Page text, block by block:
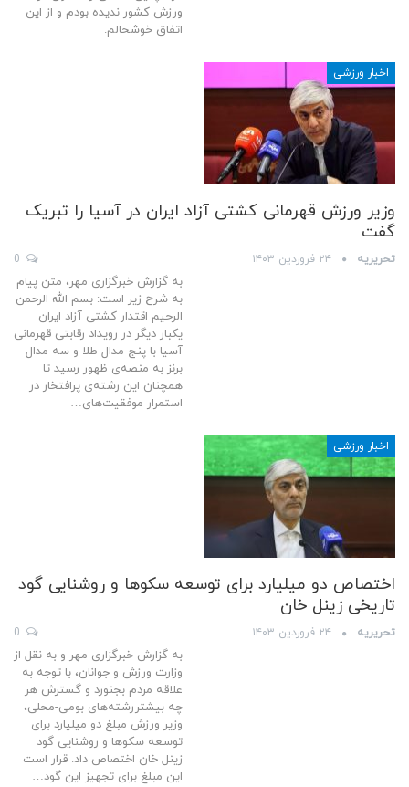
ورزش کشور ندیده بودم و از این
اتفاق خوشحالم.
اخبار ورزشی
وزیر ورزش قهرمانی کشتی آزاد ایران در آسیا را تبریک
گفت
تحریریه ۲۴ فروردین ۱۴۰۳
به گزارش خبرگزاری مهر، متن پیام
به شرح زیر است: بسم الله الرحمن
الرحیم اقتدار کشتی آزاد ایران
یکبار دیگر در رویداد رقابتی قهرمانی
آسیا با پنج مدال طلا و سه مدال
برنز به منصه‌ی ظهور رسید تا
همچنان این رشته‌ی پرافتخار در
استمرار موفقیت‌های…
اخبار ورزشی
اختصاص دو میلیارد برای توسعه سکوها و روشنایی گود
تاریخی زینل خان
تحریریه ۲۴ فروردین ۱۴۰۳
به گزارش خبرگزاری مهر و به نقل از
وزارت ورزش و جوانان، با توجه به
علاقه مردم بجنورد و گسترش هر
چه بیشتررشته‌های بومی-محلی،
وزیر ورزش مبلغ دو میلیارد برای
توسعه سکوها و روشنایی گود
زینل خان اختصاص داد. قرار است
این مبلغ برای تجهیز این گود…